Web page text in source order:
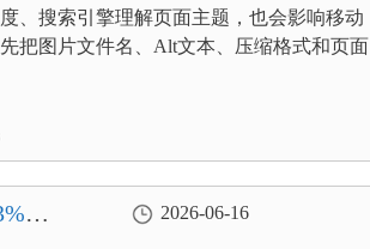
、搜索引擎理解页面主题，也会影响移动
把图片文件名、Alt文本、压缩格式和页面
优
2026-06-16